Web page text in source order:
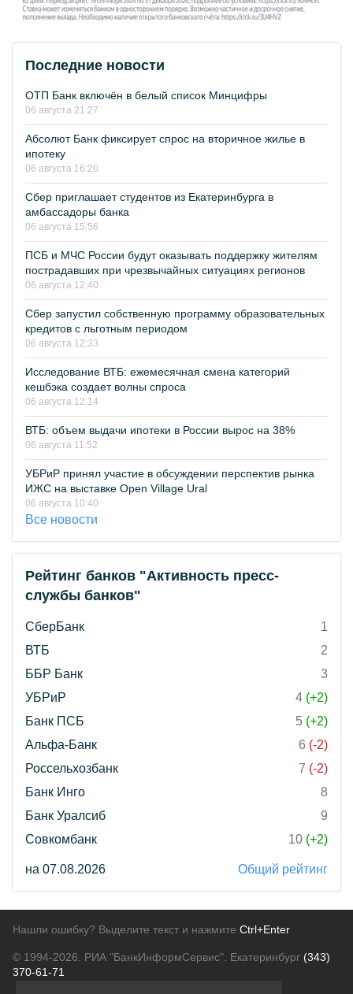
Последние новости
ОТП Банк включён в белый список Минцифры
06 августа 21:27
Абсолют Банк фиксирует спрос на вторичное жилье в
ипотеку
06 августа 16:20
Сбер приглашает студентов из Екатеринбурга в
амбассадоры банка
06 августа 15:56
ПСБ и МЧС России будут оказывать поддержку жителям
пострадавших при чрезвычайных ситуациях регионов
06 августа 12:40
Сбер запустил собственную программу образовательных
кредитов с льготным периодом
06 августа 12:33
Исследование ВТБ: ежемесячная смена категорий
кешбэка создает волны спроса
06 августа 12:14
ВТБ: объем выдачи ипотеки в России вырос на 38%
06 августа 11:52
УБРиР принял участие в обсуждении перспектив рынка
ИЖС на выставке Open Village Ural
06 августа 10:40
Все новости
Рейтинг банков "Активность пресс-
службы банков"
СберБанк
1
ВТБ
2
ББР Банк
3
УБРиР
4 (+2)
Банк ПСБ
5 (+2)
Альфа-Банк
6 (-2)
Россельхозбанк
7 (-2)
Банк Инго
8
Банк Уралсиб
9
Совкомбанк
10 (+2)
на 07.08.2026 Общий рейтинг
Нашли ошибку? Выделите текст и нажмите Ctrl+Enter
© 1994-2026. РИА "БанкИнформСервис". Екатеринбург (343)
370-61-71